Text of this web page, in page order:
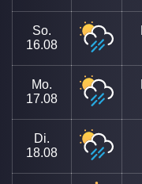
So.
16.08
Mo.
17.08
Di.
18.08